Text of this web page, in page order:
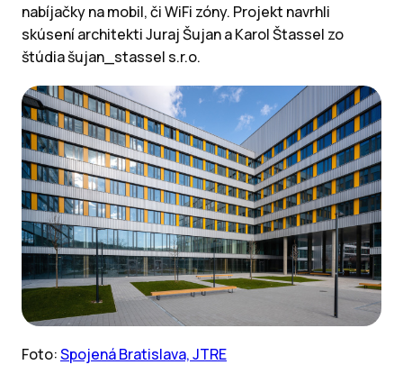
nabíjačky na mobil, či WiFi zóny. Projekt navrhli
skúsení architekti Juraj Šujan a Karol Štassel zo
štúdia šujan_stassel s.r.o.
Foto:Spojená Bratislava, JTRE